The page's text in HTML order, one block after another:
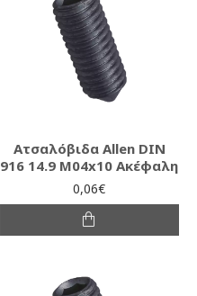
Ατσαλόβιδα Allen DIN
916 14.9 M04x10 Ακέφαλη
0,06€